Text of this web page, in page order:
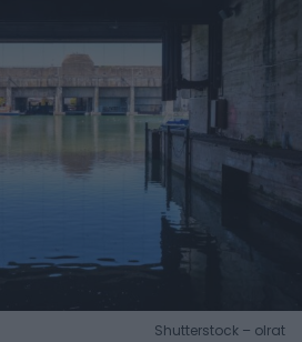
Shutterstock – olrat